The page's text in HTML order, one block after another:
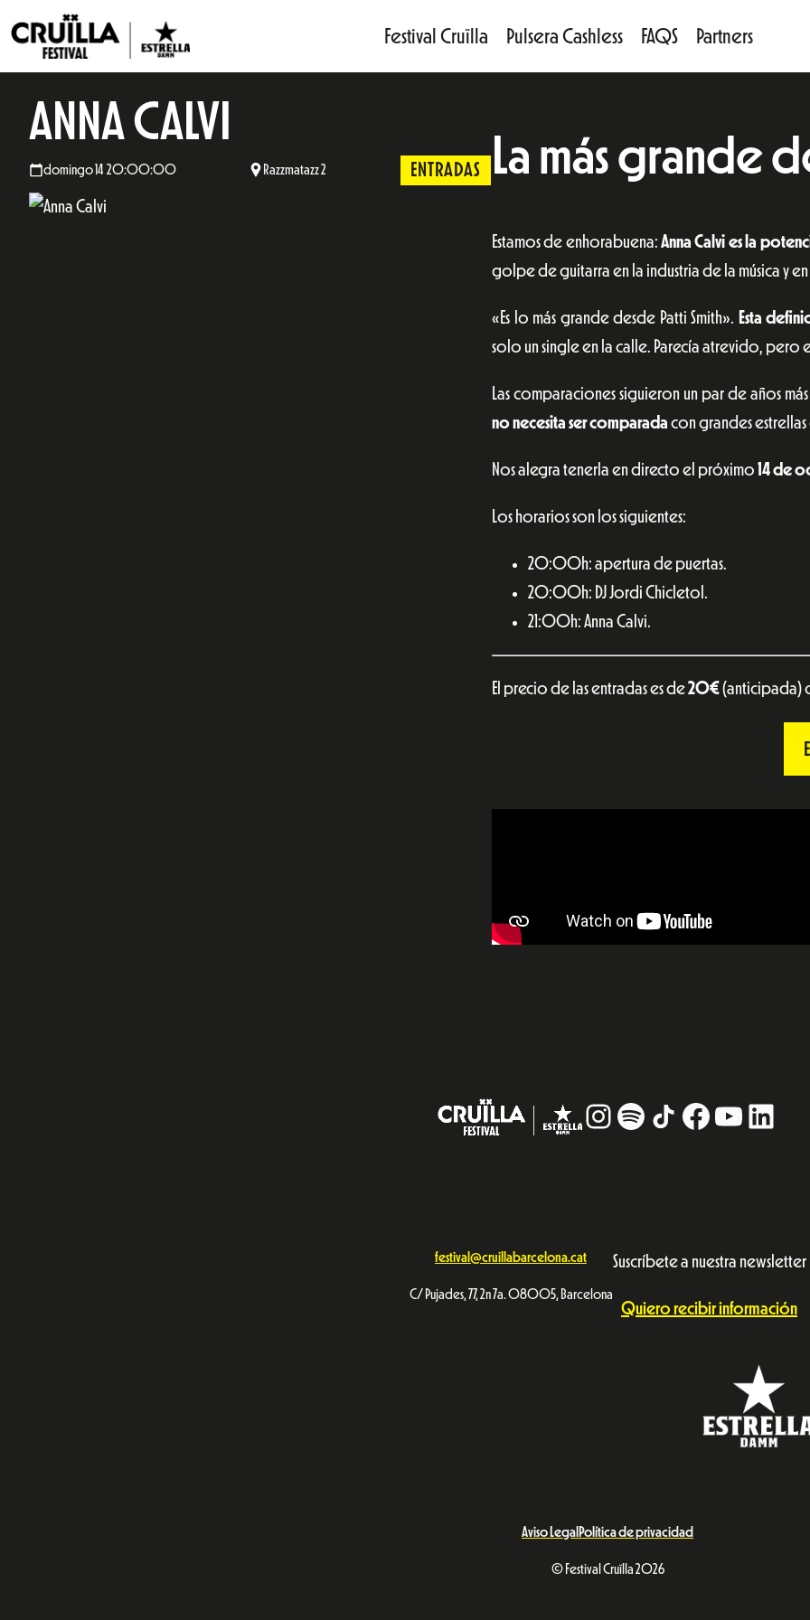
Festival Cruïlla Pulsera Cashless FAQS Partners
ANNA CALVI
domingo 14 20:00:00 Razzmatazz 2 ENTRADAS La más grande
Estamos de enhorabuena:Anna Calvi es la
golpe de guitarra en la industria de la música y en
«Es lo más grande desde Patti Smith». Esta
solo un single en la calle. Parecía atrevido, pero
Las comparaciones siguieron un par de años
no necesita ser comparada con grandes
Nos alegra tenerla en directo el próximo 14 de
Los horarios son los siguientes:
20:00h: apertura de puertas.
20:00h: DJ Jordi Chicletol.
21:00h: Anna Calvi.
El precio de las entradas es de20€(anticipada)
Instagram
# TikTokFacebook
YouTube
festival@cruillabarcelona.cat
C/ Pujades, 77, 2n 7a. 08005, Barcelona
Suscríbete a nuestra newsletter
Quiero recibir información
Aviso Legal Política de privacidad
© Festival Cruïlla 2026